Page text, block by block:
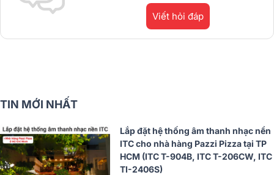
Viết hỏi đáp
TIN MỚI NHẤT
Lắp đặt hệ thống âm thanh nhạc nền
ITC cho nhà hàng Pazzi Pizza tại TP
HCM (ITC T-904B, ITC T-206CW, ITC
TI-2406S)